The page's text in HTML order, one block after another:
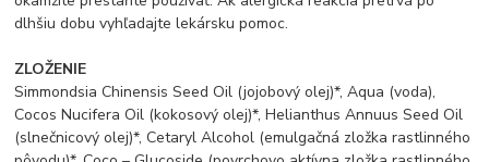
dlhšiu dobu vyhľadajte lekársku pomoc.
ZLOŽENIE
Simmondsia Chinensis Seed Oil (jojobový olej)*, Aqua (voda),
Cocos Nucifera Oil (kokosový olej)*, Helianthus Annuus Seed Oil
(slnečnicový olej)*, Cetaryl Alcohol (emulgačná zložka rastlinného